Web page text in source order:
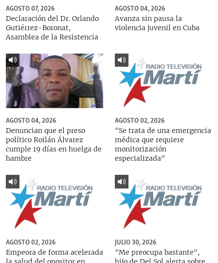
AGOSTO 07, 2026
Declaración del Dr. Orlando
Gutiérrez-Boronat,
Asamblea de la Resistencia
AGOSTO 04, 2026
Avanza sin pausa la
violencia juvenil en Cuba
AGOSTO 04, 2026
Denuncian que el preso
político Roilán Álvarez
cumple 19 días en huelga de
hambre
AGOSTO 02, 2026
"Se trata de una emergencia
médica que requiere
monitorización
especializada"
AGOSTO 02, 2026
Empeora de forma acelerada
JULIO 30, 2026
"Me preocupa bastante",